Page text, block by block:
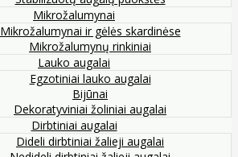
Mikrožalumynai
Mikrožalumynai ir gėlės skardinėse
Mikrožalumynų rinkiniai
Lauko augalai
Egzotiniai lauko augalai
Bijūnai
Dekoratyviniai žoliniai augalai
Dirbtiniai augalai
Dideli dirbtiniai žalieji augalai